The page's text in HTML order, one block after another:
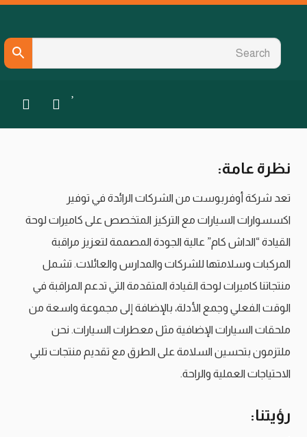
نظرة عامة:
تعد شركة أوفربوست من الشركات الرائدة في توفير
اكسسوارات السيارات مع التركيز المتخصص على كاميرات لوحة
القيادة “الداش كام” عالية الجودة المصممة لتعزيز مراقبة
المركبات وسلامتها للشركات والمدارس والعائلات. تشمل
منتجاتنا كاميرات لوحة القيادة المتقدمة التي تدعم المراقبة في
الوقت الفعلي وجمع الأدلة، بالإضافة إلى مجموعة واسعة من
ملحقات السيارات الإضافية مثل معطرات السيارات. نحن
ملتزمون بتحسين السلامة على الطرق مع تقديم منتجات تلبي
الاحتياجات العملية والراحة.
رؤيتنا: